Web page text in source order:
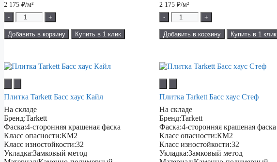
2 175 ₽/м²
-
+
Добавить в корзину Купить в 1 клик
2 175₽/м²
-
+
Добавить в корзину Купить в 1 клик
Плитка Tarkett Басс хаус Кайл
На складе
Бренд:Tarkett
Фаска:4-сторонняя крашеная фаска
Класс опасности:КМ2
Класс изностойкости:32
Укладка:Замковый метод
Плитка Tarkett Басс хаус Стеф
На складе
Бренд:Tarkett
Фаска:4-сторонняя крашеная фаска
Класс опасности:КМ2
Класс изностойкости:32
Укладка:Замковый метод